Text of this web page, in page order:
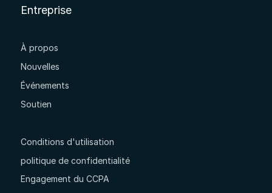
Entreprise
À propos
Nouvelles
Événements
Soutien
Conditions d'utilisation
politique de confidentialité
Engagement du CCPA